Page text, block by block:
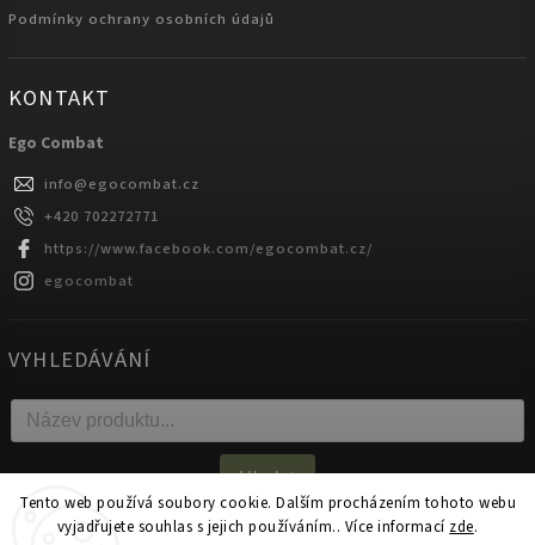
Tento web používá soubory cookie. Dalším procházením tohoto webu
vyjadřujete souhlas s jejich používáním.. Více informací zde.
Podmínky ochrany osobních údajů
KONTAKT
Ego Combat
info@egocombat.cz
+420 702272771
https://www.facebook.com/egocombat.cz/
egocombat
VYHLEDÁVÁNÍ
Hledat